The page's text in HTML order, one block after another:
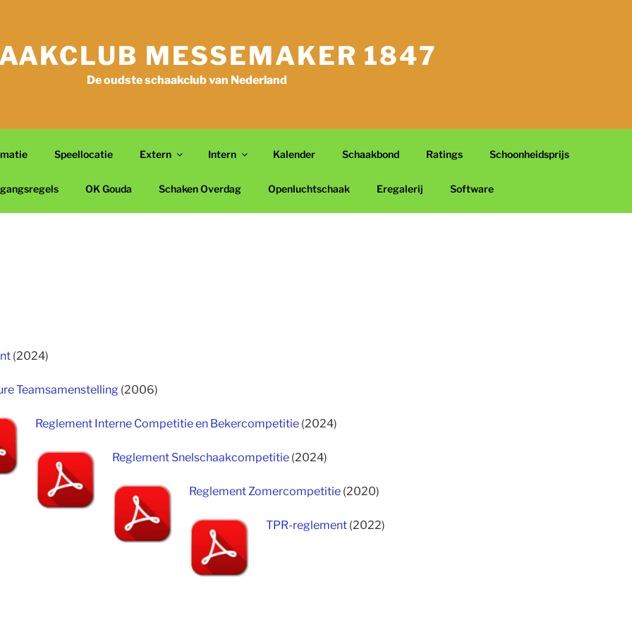
MESSEMAKER 1847
De oudste schaakclub van Nederland
Speellocatie Extern Intern Kalender Schaakbond Ratings Schoonheidsprijs
OK Gouda Schaken Overdag Openluchtschaak Eregalerij Software
(2024)
Teamsamenstelling (2006)
Reglement Interne Competitie en Bekercompetitie (2024)
Reglement Snelschaakcompetitie (2024)
Reglement Zomercompetitie (2020)
TPR-reglement (2022)